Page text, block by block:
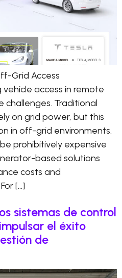
Grid Access
access in remote
challenges. Traditional
on grid power, but this
in off-grid environments.
prohibitively expensive
based solutions
costs and
[…]
sistemas de control
el éxito
de